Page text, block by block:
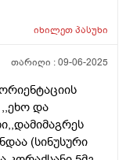
კი მითხრა
იხილეთპასუხი
თარიღი :09-06-2025
და
(სინუსური